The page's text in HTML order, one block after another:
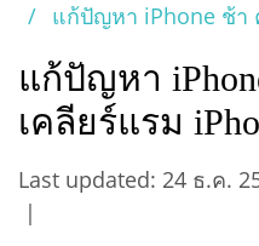
แก้ปัญหา iPhone ช้า
แก้ปัญหา
เคลียร์แรม
Last updated: 24 ธ.ค.
|